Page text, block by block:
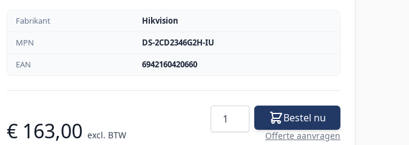
Fabrikant
Hikvision
MPN
DS-2CD2346G2H-IU
EAN
6942160420660
€ 163,00 excl. BTW
Aantal Bestel nu
Offerte aanvragen